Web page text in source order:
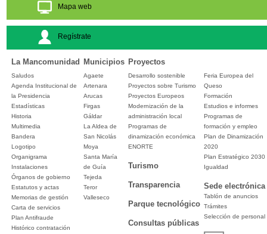
Mapa web
Regístrate
La Mancomunidad Municipios Proyectos
Saludos
Agenda Institucional de
la Presidencia
Estadísticas
Historia
Multimedia
Bandera
Logotipo
Organigrama
Instalaciones
Órganos de gobierno
Estatutos y actas
Memorias de gestión
Carta de servicios
Plan Antifraude
Histórico contratación
Agaete
Artenara
Arucas
Firgas
Gáldar
La Aldea de
San Nicolás
Moya
Santa María
de Guía
Tejeda
Teror
Valleseco
Desarrollo sostenible
Proyectos sobre Turismo
Proyectos Europeos
Modernización de la
administración local
Programas de
dinamización económica
ENORTE
Turismo
Transparencia
Parque tecnológico
Consultas públicas
Feria Europea del
Queso
Formación
Estudios e informes
Programas de
formación y empleo
Plan de Dinamización
2020
Plan Estratégico 2030
Igualdad
Sede electrónica
Tablón de anuncios
Trámites
Selección de personal